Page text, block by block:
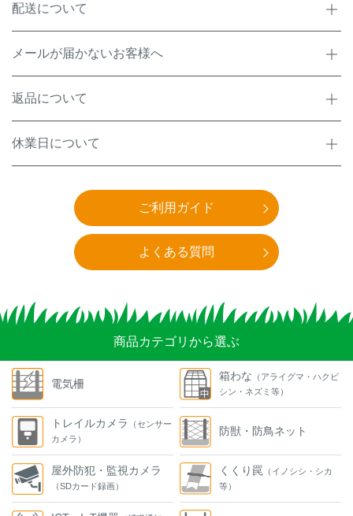
配送について
メールが届かないお客様へ
返品について
休業日について
ご利用ガイド
よくある質問
商品カテゴリから選ぶ
電気柵
トレイルカメラ
（センサー
カメラ）
屋外防犯・監視カメラ
（SDカード録画）
箱わな （アライグマ・ハクビ
シン・ネズミ等）
防獣・防鳥ネット
くくり罠 （イノシシ・シカ
等）